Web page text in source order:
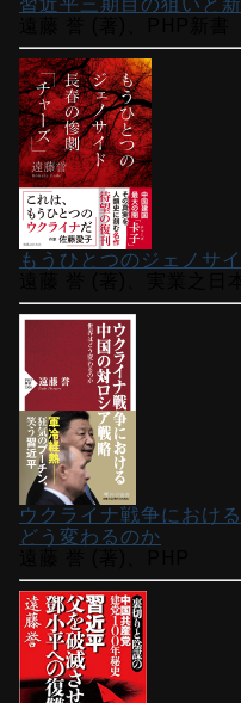
もうひとつのジェノサ
ウクライナ戦争におけ
どう変わるのか